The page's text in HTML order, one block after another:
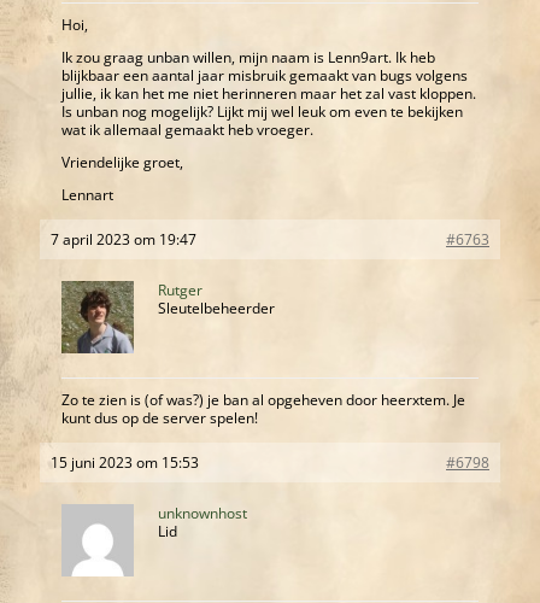
Hoi,
Ik zou graag unban willen, mijn naam is Lenn9art. Ik heb
blijkbaar een aantal jaar misbruik gemaakt van bugs volgens
jullie, ik kan het me niet herinneren maar het zal vast kloppen.
Is unban nog mogelijk? Lijkt mij wel leuk om even te bekijken
wat ik allemaal gemaakt heb vroeger.
Vriendelijke groet,
Lennart
7 april 2023 om 19:47 #6763
Rutger
Sleutelbeheerder
Zo te zien is (of was?) je ban al opgeheven door heerxtem. Je
kunt dus op de server spelen!
15 juni 2023 om 15:53 #6798
unknownhost
Lid